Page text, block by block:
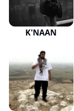
K'NAAN